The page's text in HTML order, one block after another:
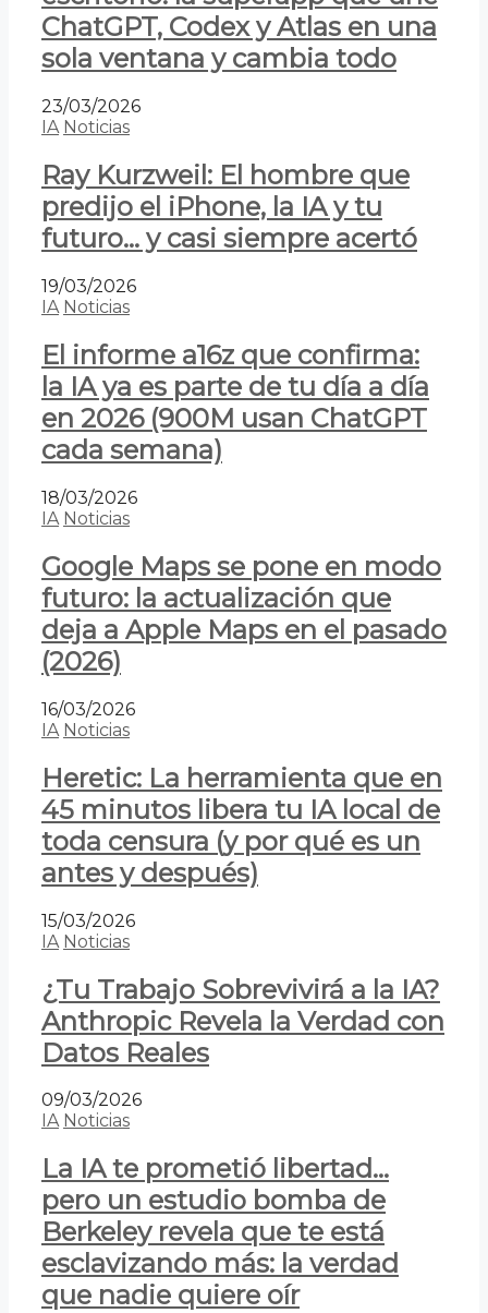
ChatGPT, Codex y Atlas en una
sola ventana y cambia todo
23/03/2026
IA Noticias
Ray Kurzweil: El hombre que
predijo el iPhone, la IA y tu
futuro… y casi siempre acertó
19/03/2026
IA Noticias
El informe a16z que confirma:
la IA ya es parte de tu día a día
en 2026 (900M usan ChatGPT
cada semana)
18/03/2026
IA Noticias
Google Maps se pone en modo
futuro: la actualización que
deja a Apple Maps en el pasado
(2026)
16/03/2026
IA Noticias
Heretic: La herramienta que en
45 minutos libera tu IA local de
toda censura (y por qué es un
antes y después)
15/03/2026
IA Noticias
¿Tu Trabajo Sobrevivirá a la IA?
Anthropic Revela la Verdad con
Datos Reales
09/03/2026
IA Noticias
La IA te prometió libertad…
pero un estudio bomba de
Berkeley revela que te está
esclavizando más: la verdad
que nadie quiere oír